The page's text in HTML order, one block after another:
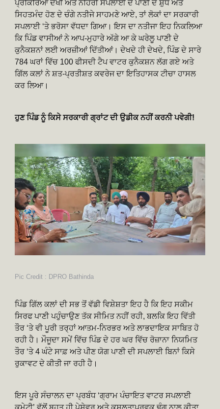
ਪ੍ਰਕਿਰਿਆ ਦੇਖੀ ਅਤੇ ਨਹਿਰੀ ਸਪਲਾਈ ਦੇ ਪਾਣੀ ਦੇ ਸ਼ੁੱਧ ਅਤੇ
ਸਿਹਤਮੰਦ ਹੋਣ ਦੇ ਚੰਗੇ ਨਤੀਜੇ ਸਾਹਮਣੇ ਆਏ, ਤਾਂ ਲੋਕਾਂ ਦਾ ਸਰਕਾਰੀ
ਸਪਲਾਈ ‘ਤੇ ਭਰੋਸਾ ਵੱਧਦਾ ਗਿਆ। ਇਸ ਦਾ ਨਤੀਜਾ ਇਹ ਨਿਕਲਿਆ
ਕਿ ਪਿੰਡ ਵਾਸੀਆਂ ਨੇ ਆਪ-ਮੁਹਾਰੇ ਅੱਗੇ ਆ ਕੇ ਘਰੇਲੂ ਪਾਣੀ ਦੇ
ਕੁਨੈਕਸ਼ਨਾਂ ਲਈ ਅਰਜ਼ੀਆਂ ਦਿੱਤੀਆਂ। ਦੇਖਦੇ ਹੀ ਦੇਖਦੇ, ਪਿੰਡ ਦੇ ਸਾਰੇ
784 ਘਰਾਂ ਵਿੱਚ 100 ਫੀਸਦੀ ਟੈਪ ਵਾਟਰ ਕੁਨੈਕਸ਼ਨ ਲੱਗ ਗਏ ਅਤੇ
ਗਿੱਲ ਕਲਾਂ ਨੇ ਸ਼ਤ-ਪ੍ਰਤੀਸ਼ਤ ਕਵਰੇਜ ਦਾ ਇਤਿਹਾਸਕ ਟੀਚਾ ਹਾਸਲ
ਕਰ ਲਿਆ।
ਹੁਣ ਪਿੰਡ ਨੂੰ ਕਿਸੇ ਸਰਕਾਰੀ ਗ੍ਰਾਂਟ ਦੀ ਉਡੀਕ ਨਹੀਂ ਕਰਨੀ ਪਵੇਗੀ!
Pic Credit : DPRO Bathinda
ਪਿੰਡ ਗਿੱਲ ਕਲਾਂ ਦੀ ਸਭ ਤੋਂ ਵੱਡੀ ਵਿਸ਼ੇਸ਼ਤਾ ਇਹ ਹੈ ਕਿ ਇਹ ਸਕੀਮ
ਸਿਰਫ ਪਾਣੀ ਪਹੁੰਚਾਉਣ ਤੱਕ ਸੀਮਿਤ ਨਹੀਂ ਰਹੀ, ਬਲਕਿ ਇਹ ਵਿੱਤੀ
ਤੌਰ ‘ਤੇ ਵੀ ਪੂਰੀ ਤਰ੍ਹਾਂ ਆਤਮ-ਨਿਰਭਰ ਅਤੇ ਲਾਭਦਾਇਕ ਸਾਬਿਤ ਹੋ
ਰਹੀ ਹੈ। ਮੌਜੂਦਾ ਸਮੇਂ ਵਿੱਚ ਪਿੰਡ ਦੇ ਹਰ ਘਰ ਵਿੱਚ ਰੋਜ਼ਾਨਾ ਨਿਯਮਿਤ
ਤੌਰ ‘ਤੇ 4 ਘੰਟੇ ਸਾਫ਼ ਅਤੇ ਪੀਣ ਯੋਗ ਪਾਣੀ ਦੀ ਸਪਲਾਈ ਬਿਨਾਂ ਕਿਸੇ
ਰੁਕਾਵਟ ਦੇ ਕੀਤੀ ਜਾ ਰਹੀ ਹੈ।
ਇਸ ਪੂਰੇ ਸੰਚਾਲਨ ਦਾ ਪ੍ਰਬੰਧ ‘ਗ੍ਰਾਮ ਪੰਚਾਇਤ ਵਾਟਰ ਸਪਲਾਈ